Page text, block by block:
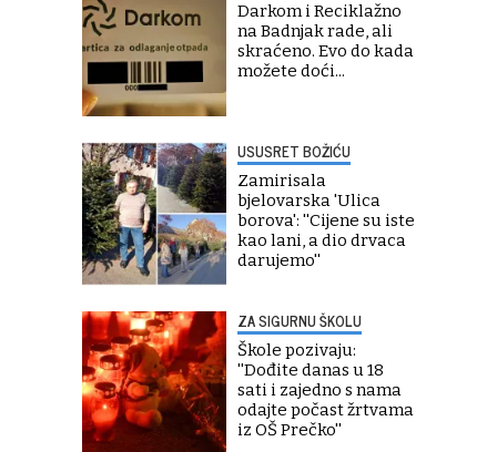
Darkom i Reciklažno
na Badnjak rade, ali
skraćeno. Evo do kada
možete doći...
USUSRET BOŽIĆU
Zamirisala
bjelovarska 'Ulica
borova': ''Cijene su iste
kao lani, a dio drvaca
darujemo''
ZA SIGURNU ŠKOLU
Škole pozivaju:
''Dođite danas u 18
sati i zajedno s nama
odajte počast žrtvama
iz OŠ Prečko''